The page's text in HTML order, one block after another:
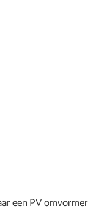
een PV omvormer